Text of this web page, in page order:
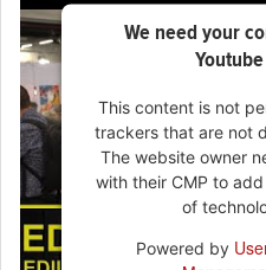
We need your
This content is not
trackers that are not
The website owner
with their CMP to
of
Powered by